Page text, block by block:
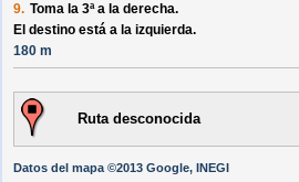
9. Toma la 3ª a la derecha.
El destino está a la izquierda.
180 m
Ruta desconocida
Datos del mapa ©2013 Google, INEGI